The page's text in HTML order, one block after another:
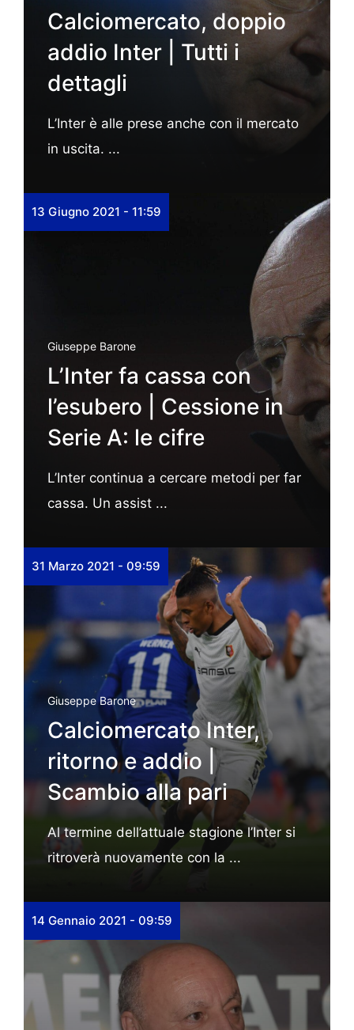
Calciomercato, doppio
addio Inter | Tutti i
dettagli
L’Inter è alle prese anche con il mercato
in uscita. ...
13 Giugno 2021 - 11:59
Giuseppe Barone
L’Inter fa cassa con
l’esubero | Cessione in
Serie A: le cifre
L’Inter continua a cercare metodi per far
cassa. Un assist ...
31 Marzo 2021 - 09:59
Giuseppe Barone
Calciomercato Inter,
ritorno e addio |
Scambio alla pari
Al termine dell’attuale stagione l’Inter si
ritroverà nuovamente con la ...
14 Gennaio 2021 - 09:59